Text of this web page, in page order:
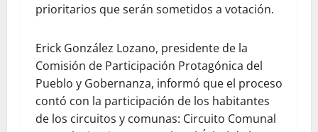
prioritarios que serán sometidos a votación.
Erick González Lozano, presidente de la
Comisión de Participación Protagónica del
Pueblo y Gobernanza, informó que el proceso
contó con la participación de los habitantes
de los circuitos y comunas: Circuito Comunal